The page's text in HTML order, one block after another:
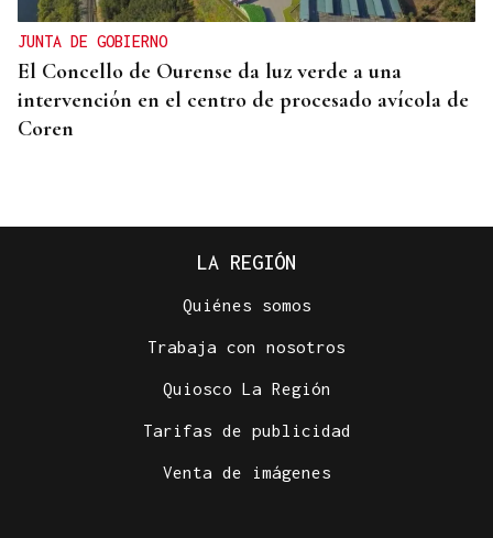
JUNTA DE GOBIERNO
El Concello de Ourense da luz verde a una
intervención en el centro de procesado avícola de
Coren
Los recuerdos de la infancia unen generaciones en
LA REGIÓN
Quiénes somos
Trabaja con nosotros
Quiosco La Región
Tarifas de publicidad
Venta de imágenes